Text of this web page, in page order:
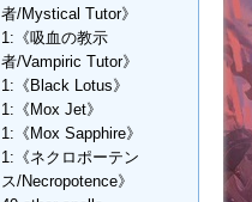
者/Mystical Tutor》
1:《吸血の教示
者/Vampiric Tutor》
1:《Black Lotus》
1:《Mox Jet》
1:《Mox Sapphire》
1:《ネクロポーテン
ス/Necropotence》